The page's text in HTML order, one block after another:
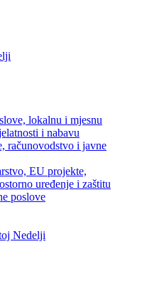
lokalnu i mjesnu
i nabavu
računovodstvo i javne
EU projekte,
uređenje i zaštitu
poslove
Nedelji